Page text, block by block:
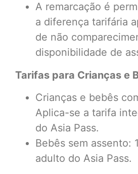
A remarcação é
a diferença tarifária
de não
disponibilidade de
Tarifas para Crianças e
Crianças e bebês
Aplica-se a tarifa
do Asia Pass.
Bebês sem assento:
adulto do Asia Pass.